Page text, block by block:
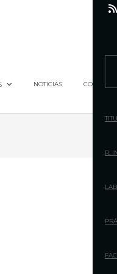
NOTICIAS CONTACTO
r
h
o
:
R.